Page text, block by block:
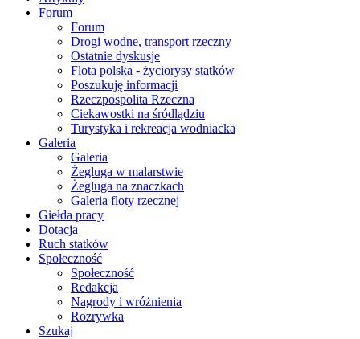
Forum
Forum
Drogi wodne, transport rzeczny
Ostatnie dyskusje
Flota polska - życiorysy statków
Poszukuję informacji
Rzeczpospolita Rzeczna
Ciekawostki na śródlądziu
Turystyka i rekreacja wodniacka
Galeria
Galeria
Żegluga w malarstwie
Żegluga na znaczkach
Galeria floty rzecznej
Giełda pracy
Dotacja
Ruch statków
Społeczność
Społeczność
Redakcja
Nagrody i wróżnienia
Rozrywka
Szukaj